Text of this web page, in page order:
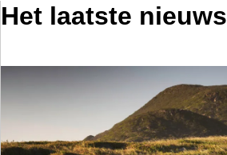
Het laatste nieuws